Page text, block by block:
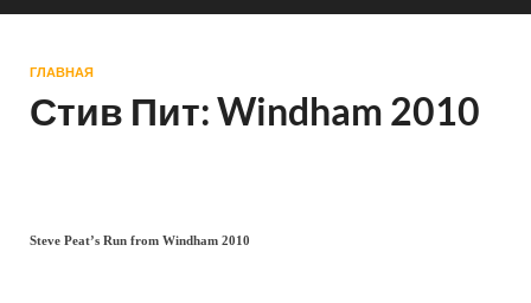
ГЛАВНАЯ
Стив Пит: Windham 2010
Steve Peat’s Run from Windham 2010